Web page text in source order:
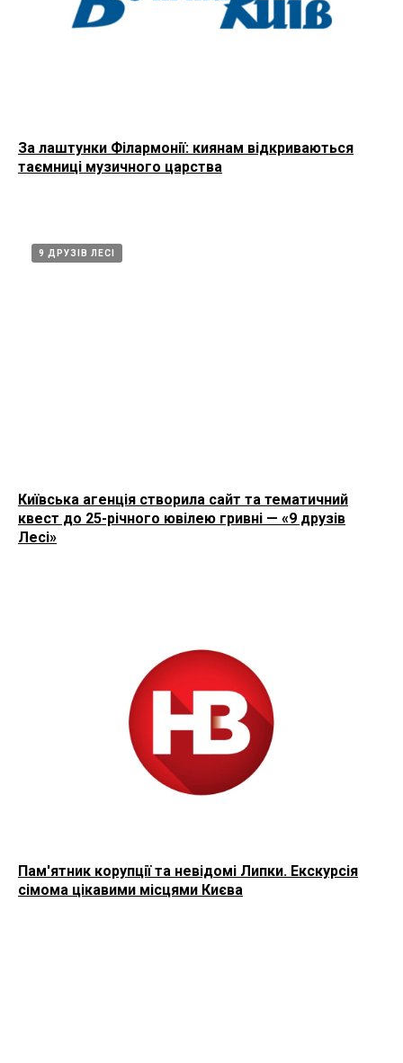
За лаштунки Філармонії: киянам відкриваються
таємниці музичного царства
9 ДРУЗІВ ЛЕСІ
Київська агенція створила сайт та тематичний
квест до 25-річного ювілею гривні — «9 друзів
Лесі»
Пам'ятник корупції та невідомі Липки. Екскурсія
сімома цікавими місцями Києва